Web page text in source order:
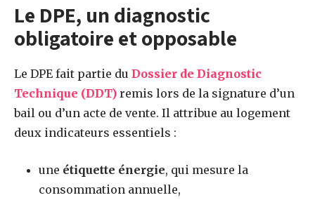
Le DPE, un diagnostic
obligatoire et opposable
Le DPE fait partie du Dossier de Diagnostic
Technique (DDT) remis lors de la signature d’un
bail ou d’un acte de vente. Il attribue au logement
deux indicateurs essentiels :
une étiquette énergie, qui mesure la
consommation annuelle,